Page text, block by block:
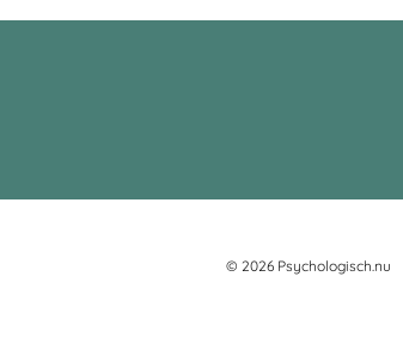
© 2026 Psychologisch.nu